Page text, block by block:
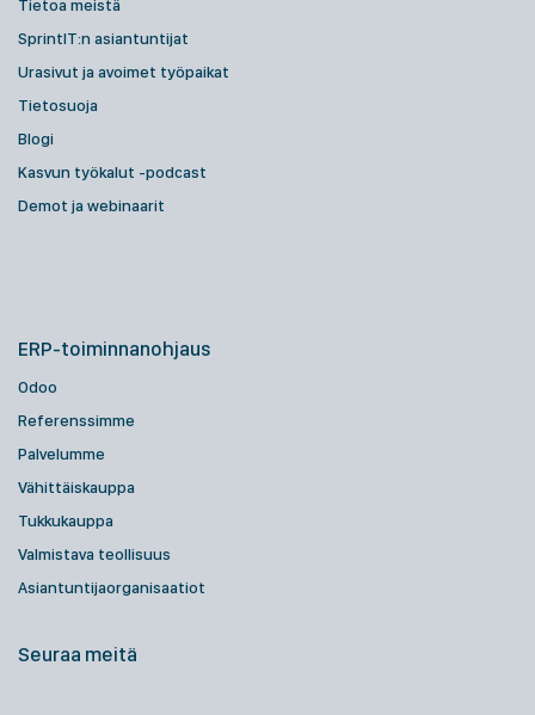
Tietoa meistä
SprintIT:n asiantuntijat
Urasivut ja avoimet työpaikat
Tietosuoja
Blogi
Kasvun työkalut -podcast
Demot ja webinaarit
ERP-toiminnanohjaus
Odoo
Referenssimme
Palvelumme
Vähittäiskauppa
Tukkukauppa
Valmistava teollisuus
Asiantuntijaorganisaatiot
Seuraa meitä